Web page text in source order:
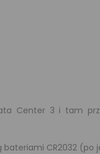
Center 3 i tam
CR2032 (po